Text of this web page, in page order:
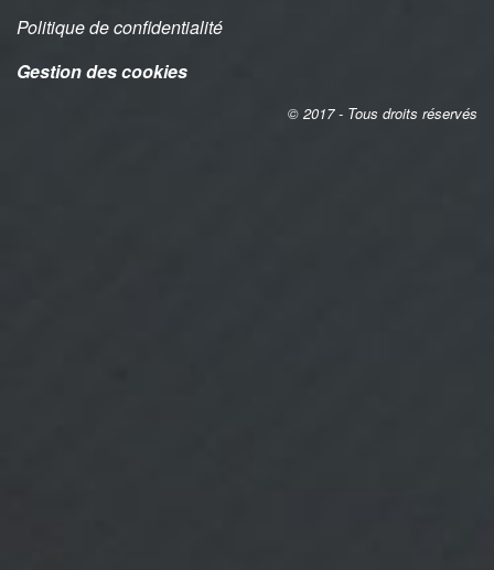
Politique de confidentialité
Gestion des cookies
© 2017 - Tous droits réservés